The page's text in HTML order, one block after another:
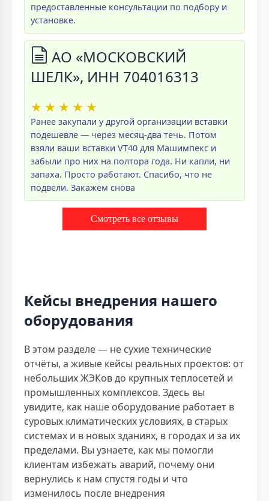
предоставленные консультации по подбору и
установке.
АО «МОСКОВСКИЙ
ШЕЛК», ИНН 704016313
★ ★ ★ ★ ★
Ранее закупали у другой организации вставки
подешевле — через месяц-два течь. Потом
взяли ваши вставки VT40 для Машимпекс и
забыли про них на полтора года. Ни капли, ни
запаха. Просто работают. Спасибо, что не
подвели. Закажем снова
Смотреть все отзывы
Кейсы внедрения нашего
оборудования
В этом разделе — не сухие технические
отчёты, а живые кейсы реальных проектов: от
небольших ЖЭКов до крупных теплосетей и
промышленных комплексов. Здесь вы
увидите, как наше оборудование работает в
суровых климатических условиях, в старых
системах и в новых зданиях, в городах и за их
пределами. Вы узнаете, как мы помогли
клиентам избежать аварий, почему они
вернулись к нам спустя годы и что
изменилось после внедрения